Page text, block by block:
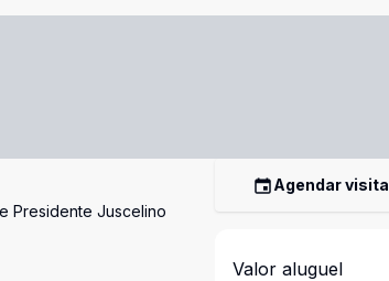
Presidente Juscelino
Agendar visita
Valor aluguel